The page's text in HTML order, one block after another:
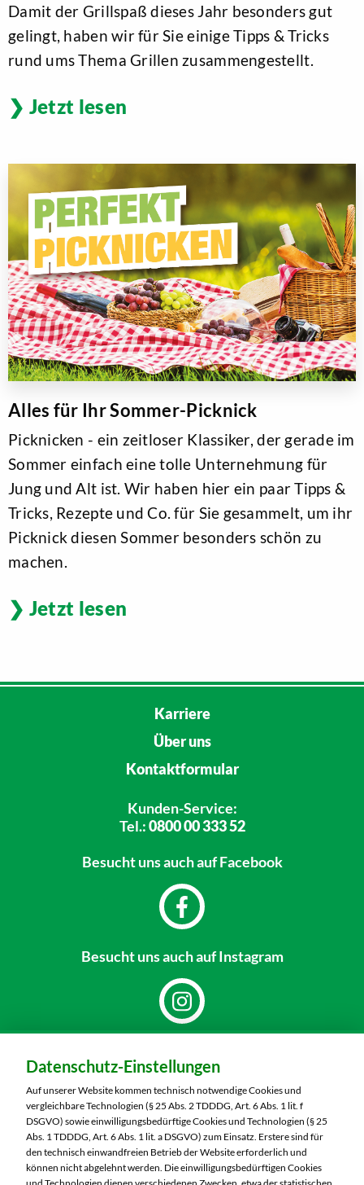
Damit der Grillspaß dieses Jahr besonders gut
gelingt, haben wir für Sie einige Tipps & Tricks
rund ums Thema Grillen zusammengestellt.
Jetzt lesen
Alles für Ihr Sommer-Picknick
Picknicken - ein zeitloser Klassiker, der gerade im
Sommer einfach eine tolle Unternehmung für
Jung und Alt ist. Wir haben hier ein paar Tipps &
Tricks, Rezepte und Co. für Sie gesammelt, um ihr
Picknick diesen Sommer besonders schön zu
machen.
Jetzt lesen
Karriere
Über uns
Kontaktformular
Kunden-Service:
Tel.:0800 00 333 52
Besucht unsauch auf Facebook
Besucht unsauch auf Instagram
MARKTKAUF Görlitz
Nieskyer Straße 100
02828 Görlitz
Telefon:03581 3670
Markt ändern
Datenschutz-Einstellungen
Auf unserer Website kommen technisch notwendige Cookies und
vergleichbare Technologien (§ 25 Abs. 2 TDDDG, Art. 6 Abs. 1 lit. f
DSGVO) sowie einwilligungsbedürftige Cookies und Technologien (§ 25
Abs. 1 TDDDG, Art. 6 Abs. 1 lit. a DSGVO) zum Einsatz. Erstere sind für
den technisch einwandfreien Betrieb der Website erforderlich und
können nicht abgelehnt werden. Die einwilligungsbedürftigen Cookies